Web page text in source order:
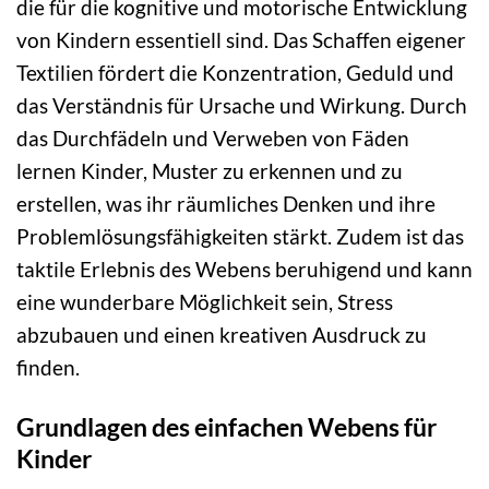
die für die kognitive und motorische Entwicklung
von Kindern essentiell sind. Das Schaffen eigener
Textilien fördert die Konzentration, Geduld und
das Verständnis für Ursache und Wirkung. Durch
das Durchfädeln und Verweben von Fäden
lernen Kinder, Muster zu erkennen und zu
erstellen, was ihr räumliches Denken und ihre
Problemlösungsfähigkeiten stärkt. Zudem ist das
taktile Erlebnis des Webens beruhigend und kann
eine wunderbare Möglichkeit sein, Stress
abzubauen und einen kreativen Ausdruck zu
finden.
Grundlagen des einfachen Webens für
Kinder